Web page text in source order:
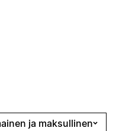
ja maksullinen